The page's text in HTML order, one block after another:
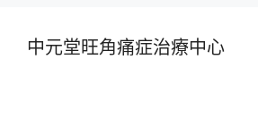
中元堂旺角痛症治療中心